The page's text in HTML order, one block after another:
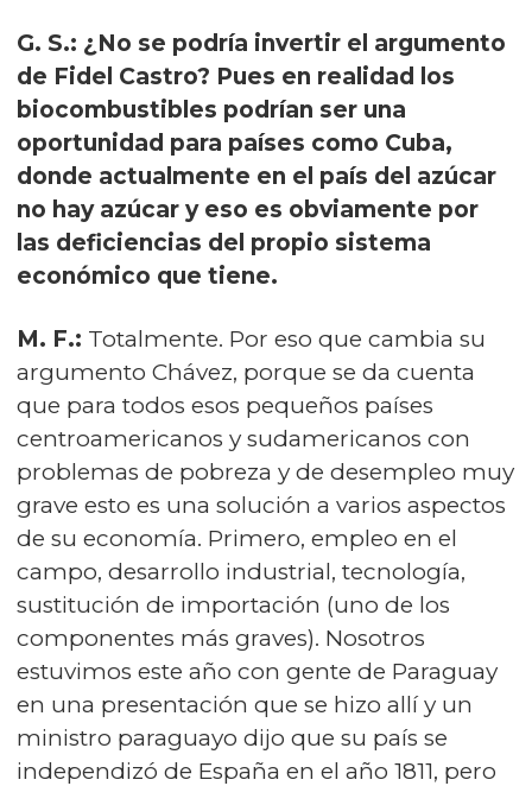
G. S.: ¿No se podría invertir el argumento
de Fidel Castro? Pues en realidad los
biocombustibles podrían ser una
oportunidad para países como Cuba,
donde actualmente en el país del azúcar
no hay azúcar y eso es obviamente por
las deficiencias del propio sistema
económico que tiene.
M. F.: Totalmente. Por eso que cambia su
argumento Chávez, porque se da cuenta
que para todos esos pequeños países
centroamericanos y sudamericanos con
problemas de pobreza y de desempleo muy
grave esto es una solución a varios aspectos
de su economía. Primero, empleo en el
campo, desarrollo industrial, tecnología,
sustitución de importación (uno de los
componentes más graves). Nosotros
estuvimos este año con gente de Paraguay
en una presentación que se hizo allí y un
ministro paraguayo dijo que su país se
independizó de España en el año 1811, pero